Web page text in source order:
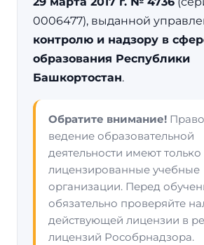
0006477), выданной
контролю и надзору в
образования Республики
Башкортостан.
Обратите внимание!
ведение образовательной
деятельности имеют только
лицензированные учебные
организации. Перед
обязательно проверяйте
действующей лицензии в
лицензий Рособрнадзора.